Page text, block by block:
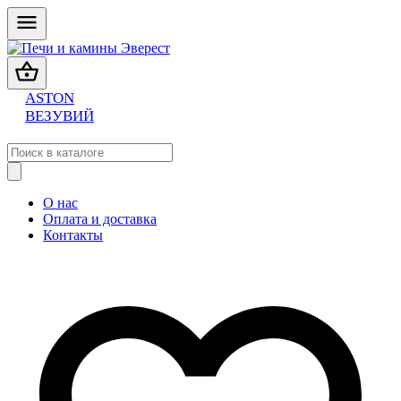
ASTON
ВЕЗУВИЙ
О нас
Оплата и доставка
Контакты